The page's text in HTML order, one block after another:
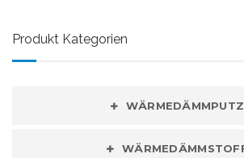
Produkt Kategorien